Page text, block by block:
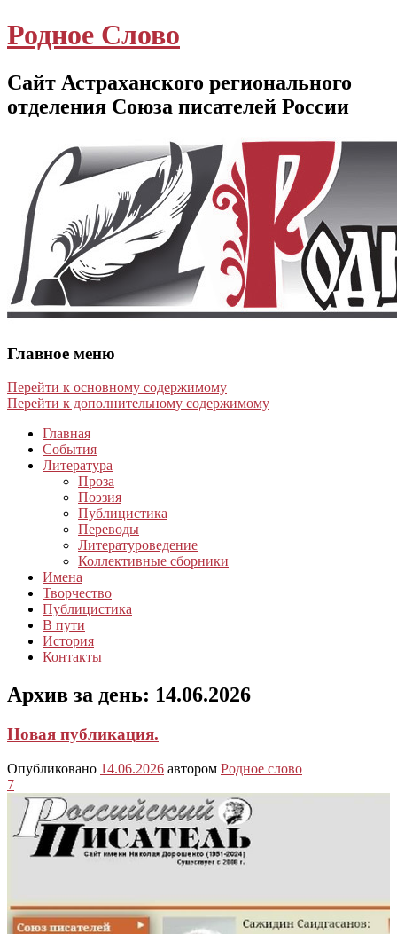
Родное Слово
Сайт Астраханского регионального
отделения Союза писателей России
Главное меню
Перейти к основному содержимому
Перейти к дополнительному содержимому
Главная
События
Литература
Проза
Поэзия
Публицистика
Переводы
Литературоведение
Коллективные сборники
Имена
Творчество
Публицистика
В пути
История
Контакты
Архив за день: 14.06.2026
Новая публикация.
Опубликовано 14.06.2026 автором Родное слово
7